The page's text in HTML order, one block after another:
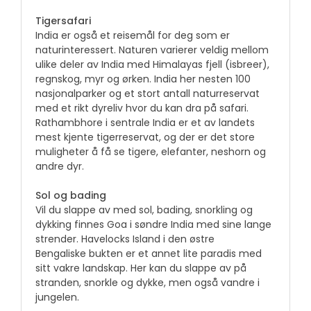
Tigersafari
India er også et reisemål for deg som er
naturinteressert. Naturen varierer veldig mellom
ulike deler av India med Himalayas fjell (isbreer),
regnskog, myr og ørken. India her nesten 100
nasjonalparker og et stort antall naturreservat
med et rikt dyreliv hvor du kan dra på safari.
Rathambhore i sentrale India er et av landets
mest kjente tigerreservat, og der er det store
muligheter å få se tigere, elefanter, neshorn og
andre dyr.
Sol og bading
Vil du slappe av med sol, bading, snorkling og
dykking finnes Goa i søndre India med sine lange
strender. Havelocks Island i den østre
Bengaliske bukten er et annet lite paradis med
sitt vakre landskap. Her kan du slappe av på
stranden, snorkle og dykke, men også vandre i
jungelen.